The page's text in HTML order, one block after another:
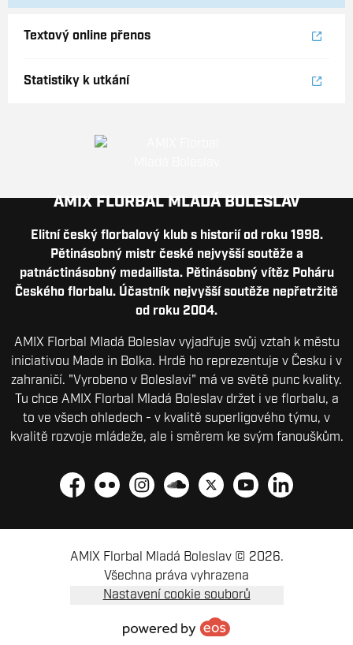
Textový online přenos
Statistiky k utkání
AMIX FLORBAL MLADÁ BOLESLAV
Elitní český florbalový klub s historií od roku 1998.
Pětinásobný mistr české nejvyšší soutěže a
patnáctinásobný medailista. Pětinásobný vítěz Poháru
Českého florbalu. Účastník nejvyšší soutěže nepřetržitě
od roku 2004.
AMIX Florbal Mladá Boleslav vyjadřuje svůj vztah k městu
iniciativou Made in Bolka. Hrdě ho reprezentuje v Česku i v
zahraničí. "Vyrobeno v Boleslavi" má ve světě punc kvality.
Tu chce AMIX Florbal Mladá Boleslav držet i ve florbalu, a
to ve všech ohledech - v kvalitě superligového týmu, v
kvalitě rozvoje mládeže, ale i směrem ke svým fanouškům.
Facebook
Flickr InstagramSoundcloudPlatform XYouTubeLinkedIn
AMIX Florbal Mladá Boleslav © 2026.
Všechna práva vyhrazena
Nastavení cookie souborů